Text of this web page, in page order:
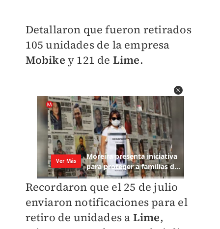
Detallaron que fueron retirados
105 unidades de la empresa
Mobike y 121 de Lime.
Recordaron que el 25 de julio
enviaron notificaciones para el
retiro de unidades a Lime,